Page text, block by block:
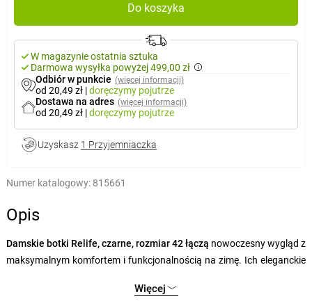
Do koszyka
W magazynie ostatnia sztuka
Darmowa wysyłka powyżej 499,00 zł
Odbiór w punkcie (więcej informacji)
od 20,49 zł |doręczymy pojutrze
Dostawa na adres (więcej informacji)
od 20,49 zł |doręczymy pojutrze
Uzyskasz 1 Przyjemniaczka
Numer katalogowy: 815661
Opis
Damskie botki Relife, czarne, rozmiar 42 łączą nowoczesny wygląd z
maksymalnym komfortem i funkcjonalnością na zimę. Ich eleganckie
wygląda stylowo, a jednocześnie jest praktyczne.
Więcej